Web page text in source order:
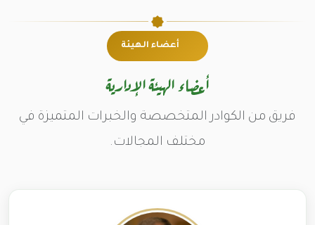
أعضاء الهيئة
أعضاء الهيئة الإدارية
فريق من الكوادر المتخصصة والخبرات المتميزة في
مختلف المجالات.